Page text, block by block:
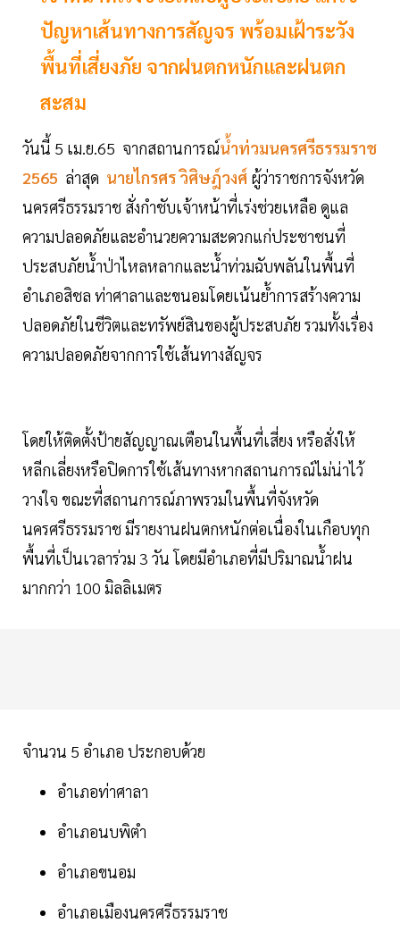
ปัญหาเส้นทางการสัญจร พร้อมเฝ้าระวัง
พื้นที่เสี่ยงภัย จากฝนตกหนักและฝนตก
สะสม
วันนี้ 5 เม.ย.65 จากสถานการณ์น้ำท่วมนครศรีธรรมราช
2565 ล่าสุด นายไกรศร วิศิษฎ์วงศ์ ผู้ว่าราชการจังหวัด
นครศรีธรรมราช สั่งกำชับเจ้าหน้าที่เร่งช่วยเหลือ ดูแล
ความปลอดภัยและอำนวยความสะดวกแก่ประชาชนที่
ประสบภัยน้ำป่าไหลหลากและน้ำท่วมฉับพลันในพื้นที่
อำเภอสิชล ท่าศาลาและขนอมโดยเน้นย้ำการสร้างความ
ปลอดภัยในชีวิตและทรัพย์สินของผู้ประสบภัย รวมทั้งเรื่อง
ความปลอดภัยจากการใช้เส้นทางสัญจร
โดยให้ติดตั้งป้ายสัญญาณเตือนในพื้นที่เสี่ยง หรือสั่งให้
หลีกเลี่ยงหรือปิดการใช้เส้นทางหากสถานการณ์ไม่น่าไว้
วางใจ ขณะที่สถานการณ์ภาพรวมในพื้นที่จังหวัด
นครศรีธรรมราช มีรายงานฝนตกหนักต่อเนื่องในเกือบทุก
พื้นที่เป็นเวลาร่วม 3 วัน โดยมีอำเภอที่มีปริมาณน้ำฝน
มากกว่า 100 มิลลิเมตร
จำนวน 5 อำเภอ ประกอบด้วย
อำเภอท่าศาลา
อำเภอนบพิตำ
อำเภอขนอม
อำเภอเมืองนครศรีธรรมราช